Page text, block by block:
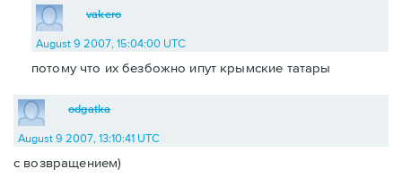
vakero
August 9 2007, 15:04:00 UTC
потому что их безбожно ипут крымские татары
odgatka
August 9 2007, 13:10:41 UTC
с возвращением)